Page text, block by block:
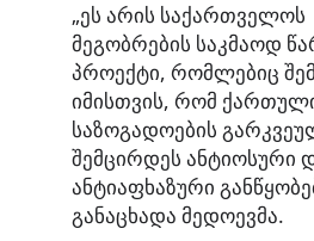
„ეს არის საქართველოს
მეგობრების საკმაოდ
პროექტი, რომლებიც
იმისთვის, რომ
საზოგადოების
შემცირდეს ანტიოსური
ანტიაფხაზური
განაცხადა მედოევმა.